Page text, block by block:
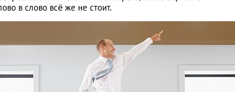
в слово всё же не стоит.